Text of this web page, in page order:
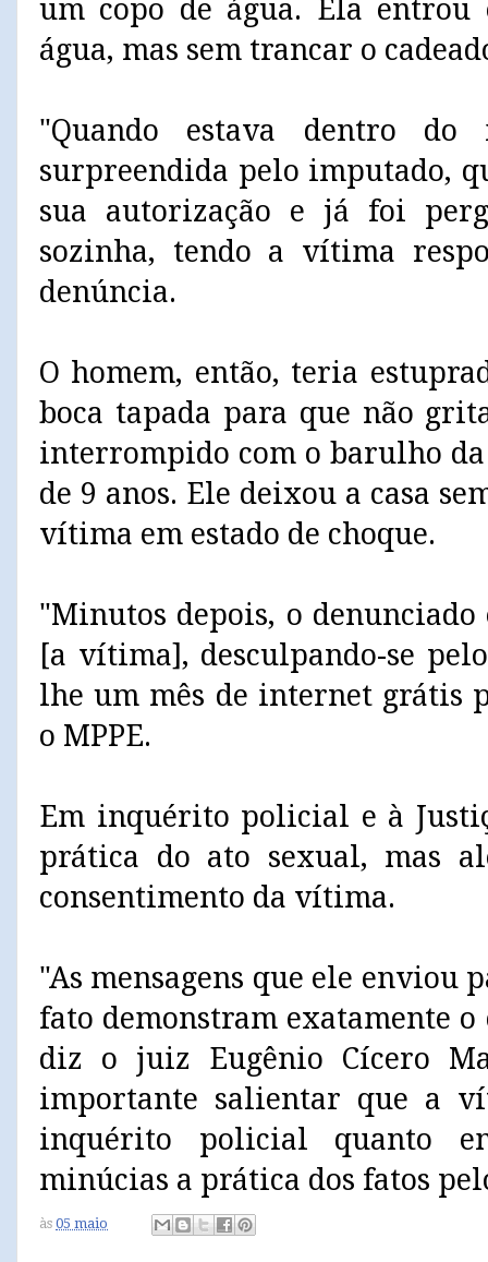
um copo de água. Ela entrou
água, mas sem trancar o
"Quando estava dentro
surpreendida pelo imputado,
sua autorização e já foi
sozinha, tendo a vítima
denúncia.
O homem, então, teria
boca tapada para que não
interrompido com o barulho
de 9 anos. Ele deixou a casa
vítima em estado de choque.
"Minutos depois, o denunciado
[a vítima], desculpando-se
lhe um mês de internet grátis
o MPPE.
Em inquérito policial e à
prática do ato sexual, mas
consentimento da vítima.
"As mensagens que ele enviou
fato demonstram exatamente
diz o juiz Eugênio Cícero
importante salientar que a
inquérito policial quanto
minúcias a prática dos fatos
às 05 maio